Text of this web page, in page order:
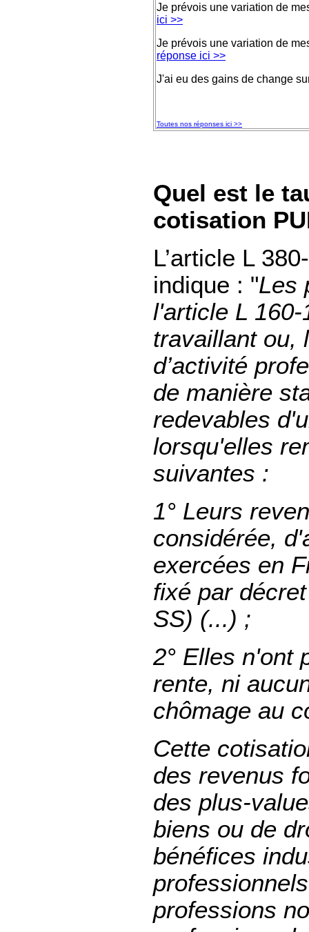
Je prévois une variation de
ici >>
Je prévois une variation de
réponse ici >>
J'ai eu des gains de change
Toutes nos réponses ici >>
Quel est le
cotisation
L’article L
indique : "Les
l'article L
travaillant ou,
d’activité
de manière
redevables
lorsqu'elles
suivantes :
1° Leurs
considérée,
exercées en
fixé par
SS) (...) ;
2° Elles n'ont
rente, ni
chômage au
Cette
des revenus
des plus-
biens ou de
bénéfices
professions